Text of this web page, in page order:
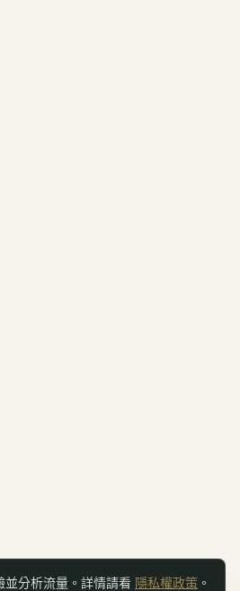
並分析流量。詳情請看 隱私權政策 。